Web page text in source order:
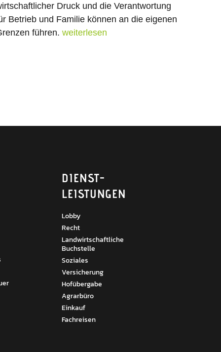
Druck und die Verantwortung
Betrieb und Familie können an die eigenen
führen. weiterlesen
DIENST­
LEISTUNGEN
Lobby
Recht
Landwirtschaftliche
Buchstelle
Soziales
Versicherung
Hofübergabe
Agrarbüro
Einkauf
Fachreisen